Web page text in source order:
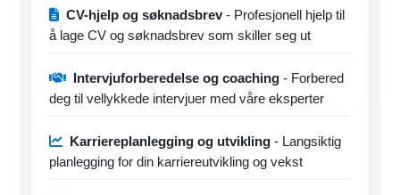
CV-hjelp og søknadsbrev- Profesjonell hjelp til
å lage CV og søknadsbrev som skiller seg ut
Intervjuforberedelse og coaching - Forbered
deg til vellykkede intervjuer med våre eksperter
Karriereplanlegging og utvikling - Langsiktig
planlegging for din karriereutvikling og vekst